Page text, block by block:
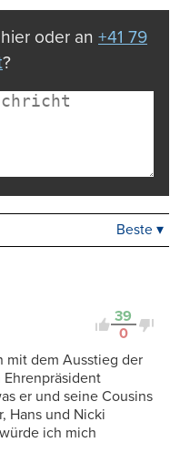
drucken
oder an +41 79
?
Beste ▾
39
0
mit dem Ausstieg der
Ehrenpräsident
er und seine Cousins
Hans und Nicki
ich mich